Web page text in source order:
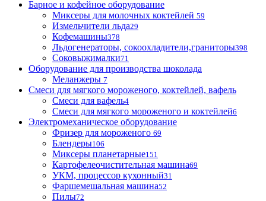
Барное и кофейное оборудование
Миксеры для молочных коктейлей 59
Измельчители льда29
Кофемашины378
Льдогенераторы, сокоохладители,граниторы398
Соковыжималки71
Оборудование для производства шоколада
Меланжеры 7
Смеси для мягкого мороженого, коктейлей, вафель
Смеси для вафель4
Смеси для мягкого мороженого и коктейлей6
Электромеханическое оборудование
Фризер для мороженого 69
Блендеры106
Миксеры планетарные151
Картофелеочистительная машина69
УКМ, процессор кухонный31
Фаршемешальная машина52
Пилы72